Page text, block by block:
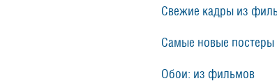
Свежие кадры из
Самые новые
Обои: из фильмов